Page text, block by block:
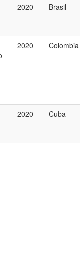
2020 Brasil
2020 Colombia
2020 Cuba